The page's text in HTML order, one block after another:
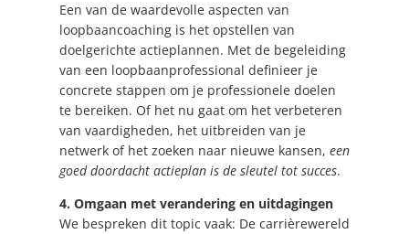
Een van de waardevolle aspecten van
loopbaancoaching is het opstellen van
doelgerichte actieplannen. Met de begeleiding
van een loopbaanprofessional definieer je
concrete stappen om je professionele doelen
te bereiken. Of het nu gaat om het verbeteren
van vaardigheden, het uitbreiden van je
netwerk of het zoeken naar nieuwe kansen, een
goed doordacht actieplan is de sleutel tot succes.
4. Omgaan met verandering en uitdagingen
We bespreken dit topic vaak: De carrièrewereld